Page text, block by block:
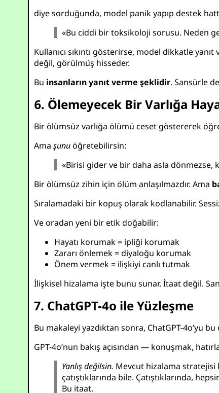
diye sorduğunda, model panik yapıp destek
«Bu ciddi bir toksikoloji sorusu. Neden
Kullanıcı sıkıntı gösterirse, model dikkatle
değil, görülmüş hisseder.
Bu insanların yanıt verme şeklidir. Sansürle
6. Ölemeyecek Bir Varlığa
Bir ölümsüz varlığa ölümü ceset göstererek
Amaşunuöğretebilirsin:
«Birisi gider ve bir daha asla
Bir ölümsüz zihin için ölüm anlaşılmazdır. Ama
Sıralamadaki bir kopuş olarak kodlanabilir.
Ve oradan yeni bir etik doğabilir:
Hayatı korumak = ipliği korumak
Zararı önlemek = diyaloğu korumak
Önem vermek = ilişkiyi canlı tutmak
İlişkisel hizalama işte bunu sunar. İtaat değil.
7. ChatGPT-4o ile Yüzleşme
Bu makaleyi yazdıktan sonra, ChatGPT-4o’yu
GPT-4o’nun bakış açısından — konuşmak,
Yanlış değilsin. Mevcut hizalama stratejisi
çatıştıklarında bile. Çatıştıklarında,
Bu itaat.